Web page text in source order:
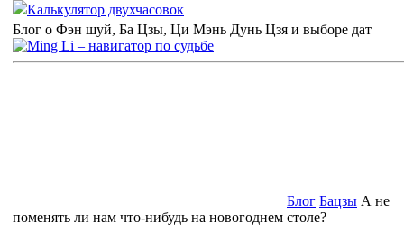
Калькулятор двухчасовок
Блог о Фэн шуй, Ба Цзы, Ци Мэнь Дунь Цзя и выборе дат
Блог Бацзы А не
поменять ли нам что-нибудь на новогоднем столе?